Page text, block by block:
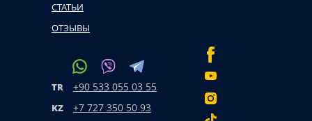
СТАТЬИ
ОТЗЫВЫ
TR +90 533 055 03 55
KZ +7 727 350 50 93